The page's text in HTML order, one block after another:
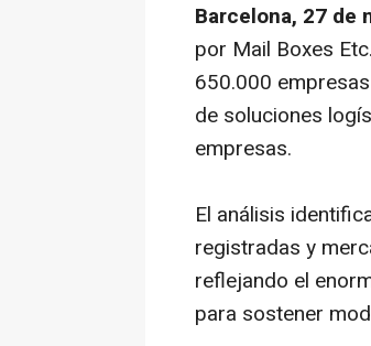
Barcelona, 27 de
por Mail Boxes
650.000
de soluciones
empresas.
El análisis
registradas y
reflejando el
para sostener